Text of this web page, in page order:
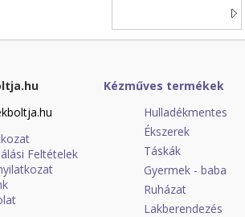
Feltételek
Kézműves termékek
Hulladékmentes
Ékszerek
Táskák
Gyermek - baba
Ruházat
Lakberendezés